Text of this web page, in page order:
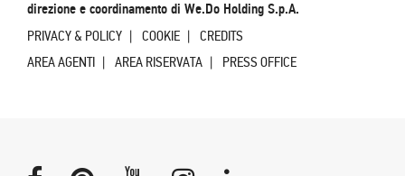
direzione e coordinamento di We.Do Holding S.p.A.
PRIVACY & POLICY COOKIE
CREDITS
AREA AGENTI
AREA RISERVATA PRESS OFFICE